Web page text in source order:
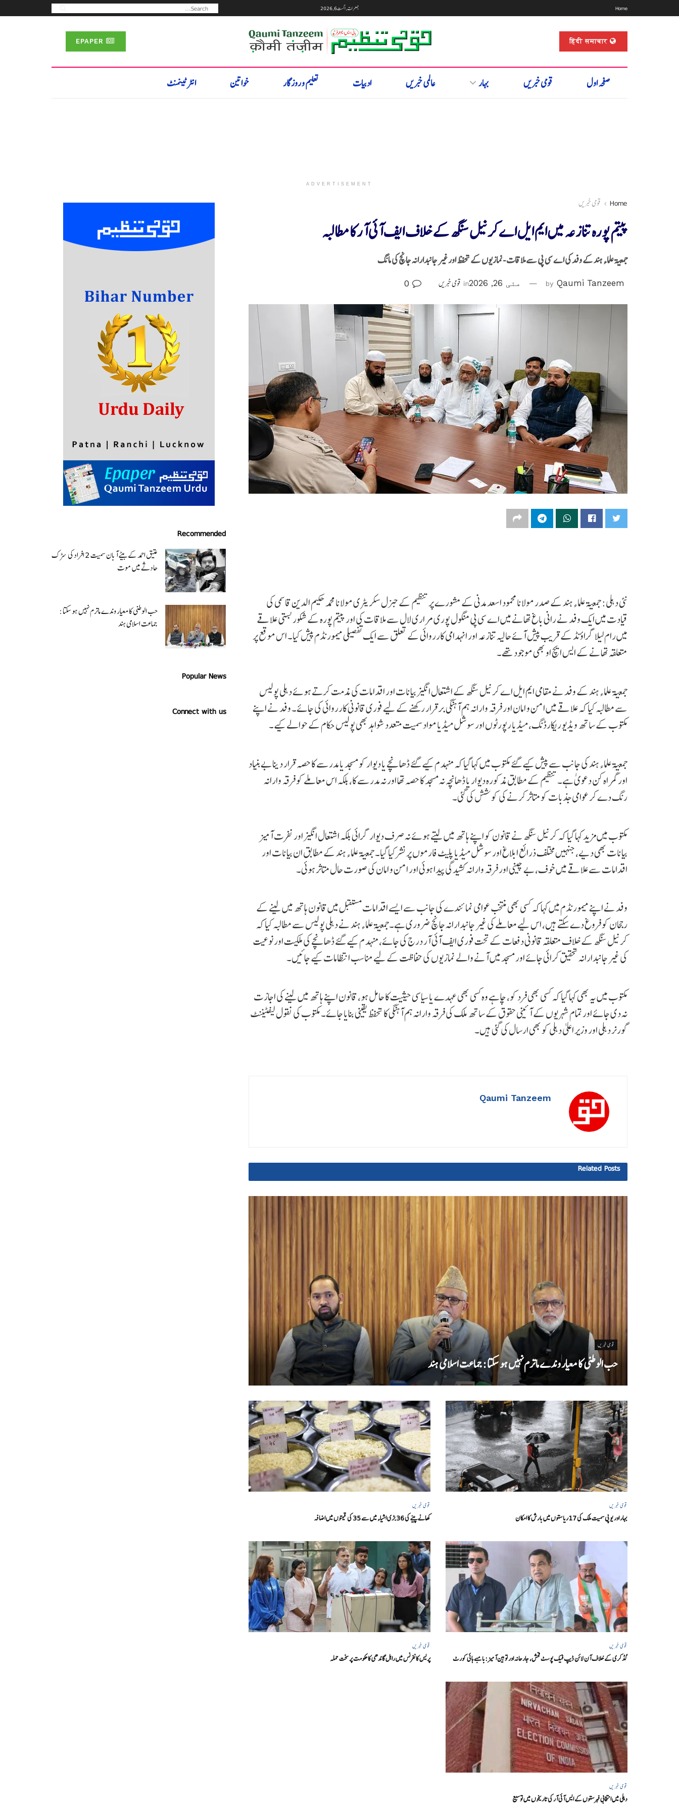
Home جمعرات, اگست 6, 2026
हिंदी समाचार
صفحہ اول قومی خبریں بہار عالمی خبریں ادبیات تعلیم و روزگار خواتین انٹرٹینمنٹ
ADVERTISEMENT
Home قومی خبریں
پیتم پورہ تنازعہ میں ایم ایل اے کرنیل سنگھ کے خلاف ایف آئی آر کا مطالبہ
جمعیۃ علماء ہند کے وفد کی اے سی پی سے ملاقات -نمازیوں کے تحفظ اور غیر جانبدارانہ جانچ کی مانگ
by Qaumi Tanzeem مئی 26, 2026 in قومی خبریں
نئی دہلی: جمعیۃ علماء ہند کے صدر مولانا محمود اسعد مدنی کے مشورے پر تنظیم کے جنرل سکریٹری مولانا محمد حکیم الدین قاسمی کی
قیادت میں ایک وفد نے رانی باغ تھانے میں اے سی پی منگول پوری مراری لال سے ملاقات کی اور پیتم پورہ کے شکور بستی علاقے
میں رام لیلا گراؤنڈ کے قریب پیش آئے حالیہ تنازعہ اور انہدامی کارروائی کے تعلق سے ایک تفصیلی میمورنڈم پیش کیا۔ اس موقع پر
متعلقہ تھانے کے ایس ایچ او بھی موجود تھے۔
جمعیۃ علماء ہند کے وفد نے مقامی ایم ایل اے کرنیل سنگھ کے اشتعال انگیز بیانات اور اقدامات کی مذمت کرتے ہوئے دہلی پولیس
سے مطالبہ کیا کہ علاقے میں امن و امان اور فرقہ وارانہ ہم آہنگی برقرار رکھنے کے لیے فوری قانونی کارروائی کی جائے۔ وفد نے اپنے
مکتوب کے ساتھ ویڈیو ریکارڈنگ، میڈیا رپورٹوں اور سوشل میڈیا مواد سمیت متعدد شواہد بھی پولیس حکام کے حوالے کیے۔
جمعیۃ علماء ہند کی جانب سے پیش کیے گئے مکتوب میں کہا گیا کہ منہدم کیے گئے ڈھانچے یا دیوار کو مسجد یا مدرسے کا حصہ قرار دینا بے بنیاد
اور گمراہ کن دعویٰ ہے۔ تنظیم کے مطابق مذکورہ دیوار یا ڈھانچہ نہ مسجد کا حصہ تھا اور نہ مدرسے کا، بلکہ اس معاملے کو فرقہ وارانہ
رنگ دے کر عوامی جذبات کو متاثر کرنے کی کوشش کی گئی۔
مکتوب میں مزید کہا گیا کہ کرنیل سنگھ نے قانون کو اپنے ہاتھ میں لیتے ہوئے نہ صرف دیوار گرائی بلکہ اشتعال انگیز اور نفرت آمیز
بیانات بھی دیے، جنہیں مختلف ذرائع ابلاغ اور سوشل میڈیا پلیٹ فارموں پر نشر کیا گیا۔ جمعیۃ علماء ہند کے مطابق ان بیانات اور
اقدامات سے علاقے میں خوف، بے چینی اور فرقہ وارانہ کشیدگی پیدا ہوئی اور امن و امان کی صورت حال متاثر ہوئی۔
وفد نے اپنے میمورنڈم میں کہا کہ کسی بھی منتخب عوامی نمائندے کی جانب سے ایسے اقدامات مستقبل میں قانون ہاتھ میں لینے کے
رجحان کو فروغ دے سکتے ہیں، اس لیے معاملے کی غیر جانبدارانہ جانچ ضروری ہے۔جمعیۃ علماء ہند نے دہلی پولیس سے مطالبہ کیا کہ
کرنیل سنگھ کے خلاف متعلقہ قانونی دفعات کے تحت فوری ایف آئی آر درج کی جائے، منہدم کیے گئے ڈھانچے کی ملکیت اور نوعیت
کی غیر جانبدارانہ تحقیق کرائی جائے اور مسجد میں آنے والے نمازیوں کی حفاظت کے لیے مناسب انتظامات کیے جائیں۔
مکتوب میں یہ بھی کہا گیا کہ کسی بھی فرد کو، چاہے وہ کسی بھی عہدے یا سیاسی حیثیت کا حامل ہو، قانون اپنے ہاتھ میں لینے کی اجازت
نہ دی جائے اور تمام شہریوں کے آئینی حقوق کے ساتھ ملک کی فرقہ وارانہ ہم آہنگی کا تحفظ یقینی بنایا جائے۔ مکتوب کی نقول لیفٹیننٹ
گورنر دہلی اور وزیر اعلیٰ دہلی کو بھی ارسال کی گئی ہیں۔
Qaumi Tanzeem
Related Posts
قومی خبریں
حب الوطنی کا معیار وندے ماترم نہیں ہو سکتا : جماعت اسلامی ہند
قومی خبریں
بہار اور یو پی سمیت ملک کی 17ریاستوں میں بارش کا امکان
قومی خبریں
کھانے پینے کی 36 بڑی اشیاء میں سے 35 کی قیمتوں میں اضافہ
قومی خبریں
گڈکری کے خلاف آن لائن ڈیپ فیک پوسٹ فحش، جارحانہ اور توہین آمیز:بامبے ہائی کورٹ
قومی خبریں
پریس کانفرنس میں راہل گاندھی کا حکومت پر سخت حملہ
قومی خبریں
دہلی میں انتخابی فہرستوں کے ایس آئی آر کی تاریخوں میں توسیع
Recommended
عتیق احمد کے بیٹے آبان سمیت 2 افراد کی سڑک
حادثے میں موت
حب الوطنی کا معیار وندے ماترم نہیں ہو سکتا :
جماعت اسلامی ہند
Popular News
Connect with us